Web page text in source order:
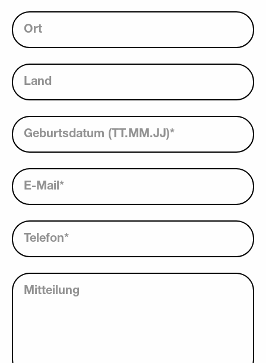
Ort
Land
Geburtsdatum (TT.MM.JJ)*
E-Mail*
Telefon*
Mitteilung